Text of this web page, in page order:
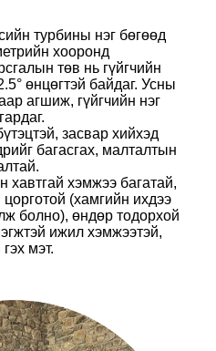
турбины нэг бөгөөд
хооронд
төв нь гүйгчийн
өнцөгтэй байдаг. Усны
агшиж, гүйгчийн нэг
засвар хийхэд
багасгах, малталтын
хавтгай хэмжээ багатай,
цорготой (хамгийн ихдээ
болно), өндөр тодорхой
ижил хэмжээтэй,
мэт.